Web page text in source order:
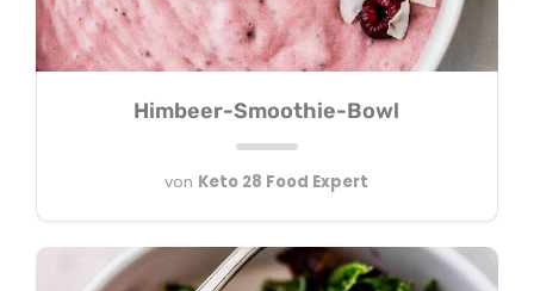
Himbeer-Smoothie-Bowl
von Keto 28 Food Expert